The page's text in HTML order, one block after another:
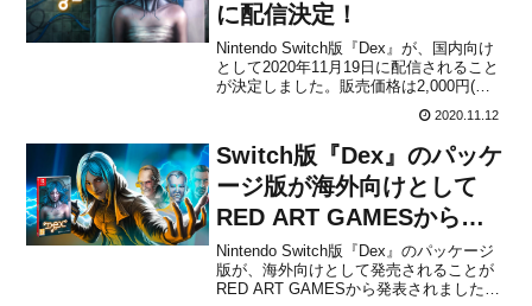
に配信決定！
Nintendo Switch版『Dex』が、国内向け
として2020年11月19日に配信されること
が決定しました。販売価格は2,000円(税
込)ですが、2020年11月30日 23時59分ま
では割引価格の1,200円(税込)で購入する
ことができます。本作は、『ブレード・
ランナー』...
2020.11.12
Switch版『Dex』のパッケ
ージ版が海外向けとして
RED ART GAMESから発
売決定！
Nintendo Switch版『Dex』のパッケージ
版が、海外向けとして発売されることが
RED ART GAMESから発表されました。